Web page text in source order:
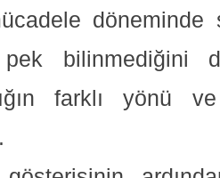
pek bilinmediğini
farklı yönü